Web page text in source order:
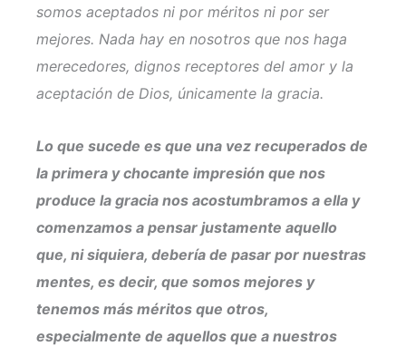
somos aceptados ni por méritos ni por ser
mejores. Nada hay en nosotros que nos haga
merecedores, dignos receptores del amor y la
aceptación de Dios, únicamente la gracia.
Lo que sucede es que una vez recuperados de
la primera y chocante impresión que nos
produce la gracia nos acostumbramos a ella y
comenzamos a pensar justamente aquello
que, ni siquiera, debería de pasar por nuestras
mentes, es decir, que somos mejores y
tenemos más méritos que otros,
especialmente de aquellos que a nuestros